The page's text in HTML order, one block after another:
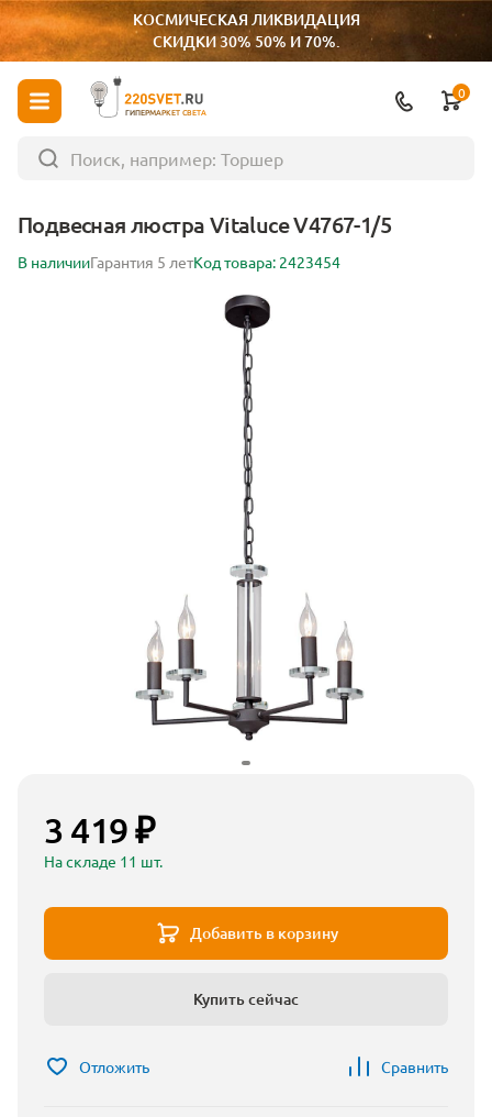
КОСМИЧЕСКАЯ ЛИКВИДАЦИЯ
СКИДКИ 30% 50% И 70%.
ГИПЕРМАРКЕТ СВЕТА
0
Подвесная люстра Vitaluce V4767-1/5
В наличииГарантия 5 летКод товара: 2423454
3 419 ₽
На складе 11 шт.
Добавить в корзину
Купить сейчас
Отложить Сравнить